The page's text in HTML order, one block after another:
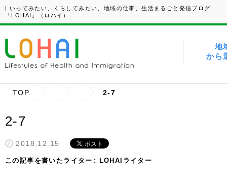
| いってみたい、くらしてみたい、地域の仕事、生活まるごと発信ブログ
「LOHAI」（ロハイ）
地
から
TOP 2-7
2-7
2018.12.15
この記事を書いたライター LOHAIライター